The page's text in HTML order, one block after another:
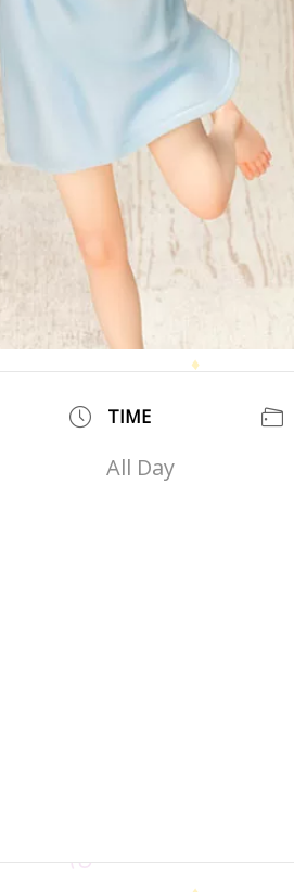
TIME
All Day